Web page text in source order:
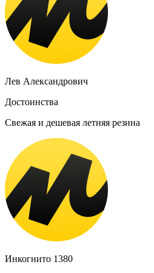
Лев Александрович
Достоинства
Свежая и дешевая летняя резина
Инкогнито 1380